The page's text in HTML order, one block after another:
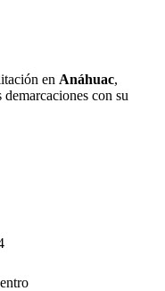
en Anáhuac,
demarcaciones con su